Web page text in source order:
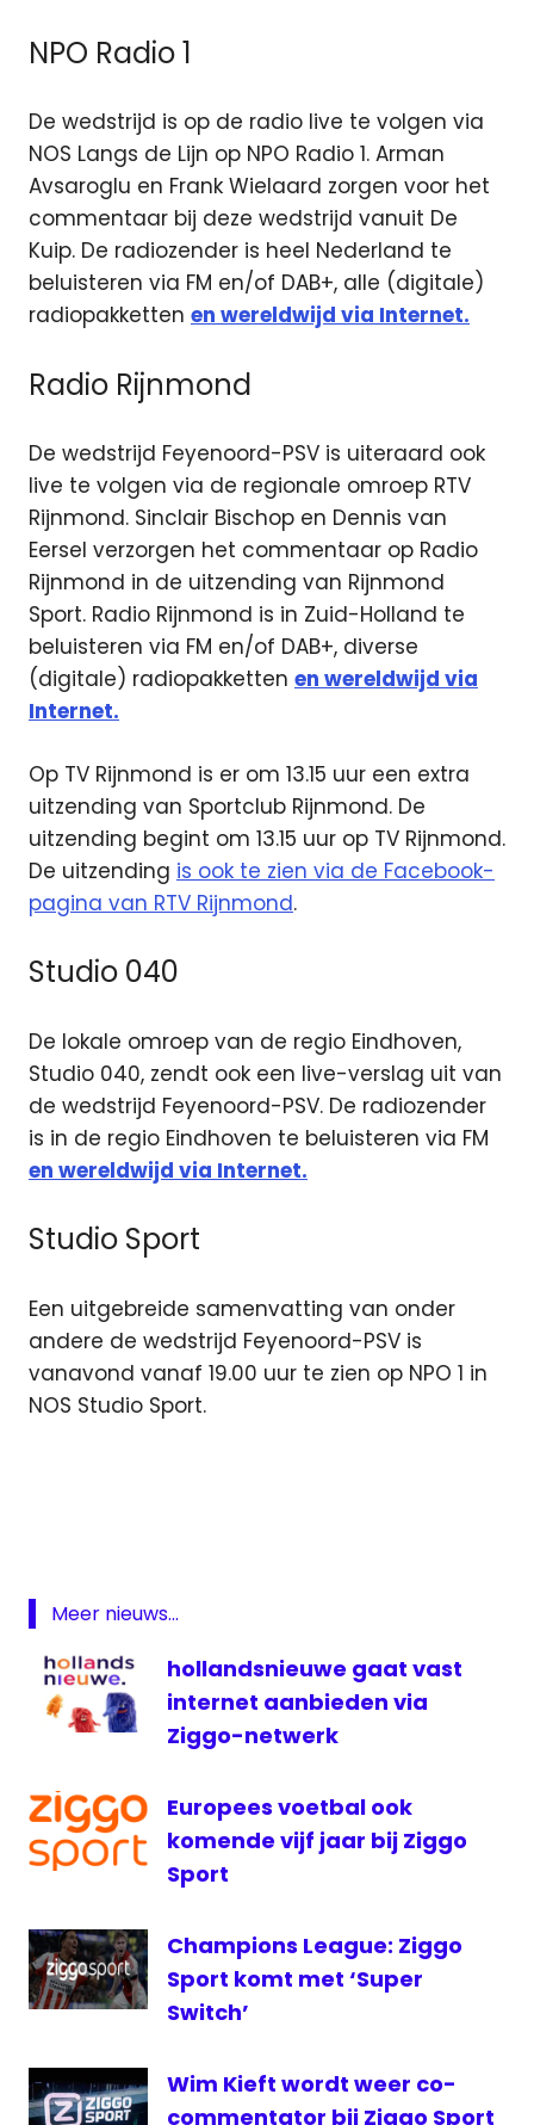
NPO Radio 1
De wedstrijd is op de radio live te volgen via
NOS Langs de Lijn op NPO Radio 1. Arman
Avsaroglu en Frank Wielaard zorgen voor het
commentaar bij deze wedstrijd vanuit De
Kuip. De radiozender is heel Nederland te
beluisteren via FM en/of DAB+, alle (digitale)
radiopakketten en wereldwijd via Internet.
Radio Rijnmond
De wedstrijd Feyenoord-PSV is uiteraard ook
live te volgen via de regionale omroep RTV
Rijnmond. Sinclair Bischop en Dennis van
Eersel verzorgen het commentaar op Radio
Rijnmond in de uitzending van Rijnmond
Sport. Radio Rijnmond is in Zuid-Holland te
beluisteren via FM en/of DAB+, diverse
(digitale) radiopakketten en wereldwijd via
Internet.
Op TV Rijnmond is er om 13.15 uur een extra
uitzending van Sportclub Rijnmond. De
uitzending begint om 13.15 uur op TV Rijnmond.
De uitzending is ook te zien via de Facebook-
pagina van RTV Rijnmond.
Studio 040
De lokale omroep van de regio Eindhoven,
Studio 040, zendt ook een live-verslag uit van
de wedstrijd Feyenoord-PSV. De radiozender
is in de regio Eindhoven te beluisteren via FM
en wereldwijd via Internet.
Studio Sport
Een uitgebreide samenvatting van onder
andere de wedstrijd Feyenoord-PSV is
vanavond vanaf 19.00 uur te zien op NPO 1 in
NOS Studio Sport.
Sports
live
Feyenoord
Feyenoord
PSV
live
Radio
Rijnmond
Studio
televisie
TV
Meer nieuws...
hollandsnieuwe gaat vast
internet aanbieden via
Ziggo-netwerk
Europees voetbal ook
komende vijf jaar bij Ziggo
Sport
Champions League: Ziggo
Sport komt met ‘Super
Switch’
Wim Kieft wordt weer co-
commentator bij Ziggo Sport